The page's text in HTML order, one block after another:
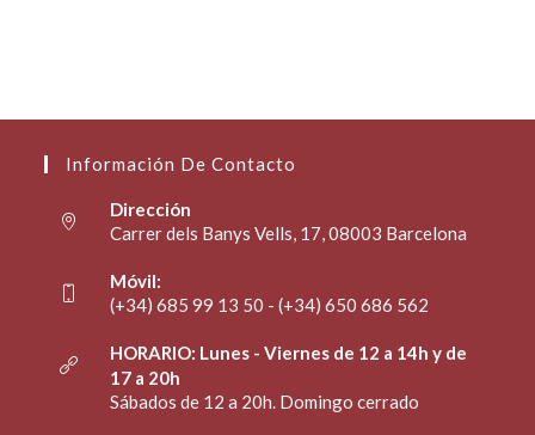
Información De Contacto
Dirección
Carrer dels Banys Vells, 17, 08003 Barcelona
Móvil:
(+34) 685 99 13 50 - (+34) 650 686 562
HORARIO: Lunes - Viernes de 12 a 14h y de
17 a 20h
Sábados de 12 a 20h. Domingo cerrado